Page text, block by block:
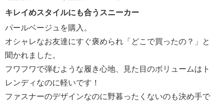
キレイめスタイルにも合うスニーカー
パールベージュを購入。
オシャレなお友達にすぐ褒められ「どこで買ったの？」と
聞かれました。
フワフワで弾むような履き心地、見た目のボリュームはト
レンディなのに軽いです！
ファスナーのデザインなのに野暮ったくないのも決め手で